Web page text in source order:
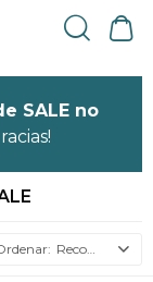
SALE no
Recomendados